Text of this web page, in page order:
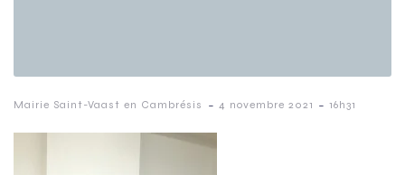
Mairie Saint-Vaast en Cambrésis - 4 novembre 2021 - 16h31